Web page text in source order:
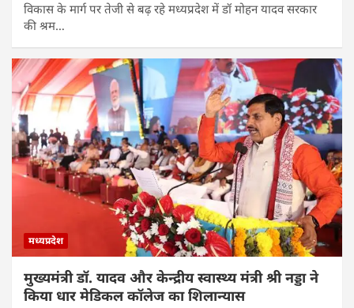
विकास के मार्ग पर तेजी से बढ़ रहे मध्यप्रदेश में डॉ मोहन यादव सरकार
की श्रम…
मध्यप्रदेश
मुख्यमंत्री डॉ. यादव और केन्द्रीय स्वास्थ्य मंत्री श्री नड्डा ने
किया धार मेडिकल कॉलेज का शिलान्यास